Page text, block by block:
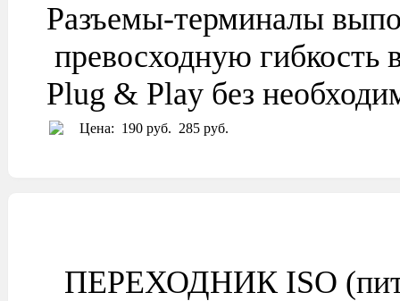
Разъемы-терминалы
превосходную гибкость
Plug & Play без
Цена: 190 руб. 285 руб.
ПЕРЕХОДНИК ISO